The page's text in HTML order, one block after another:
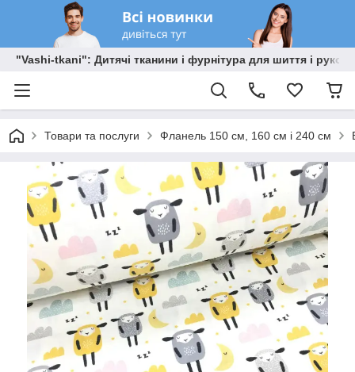
"Vashi-tkani": Дитячі тканини і фурнітура для шиття і
Товари та послуги Фланель 150 см, 160 см і 240 см